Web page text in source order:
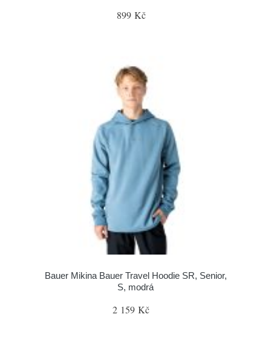
899 Kč
Bauer Mikina Bauer Travel Hoodie SR, Senior,
S, modrá
2 159 Kč